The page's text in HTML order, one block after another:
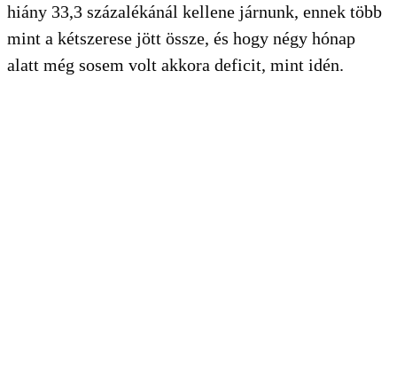
hiány 33,3 százalékánál kellene járnunk, ennek több
mint a kétszerese jött össze, és hogy négy hónap
alatt még sosem volt akkora deficit, mint idén.